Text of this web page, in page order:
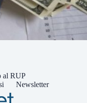
al RUP
Newsletter